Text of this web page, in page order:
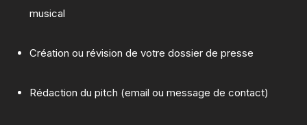
musical
Création ou révision de votre dossier de presse
Rédaction du pitch (email ou message de contact)